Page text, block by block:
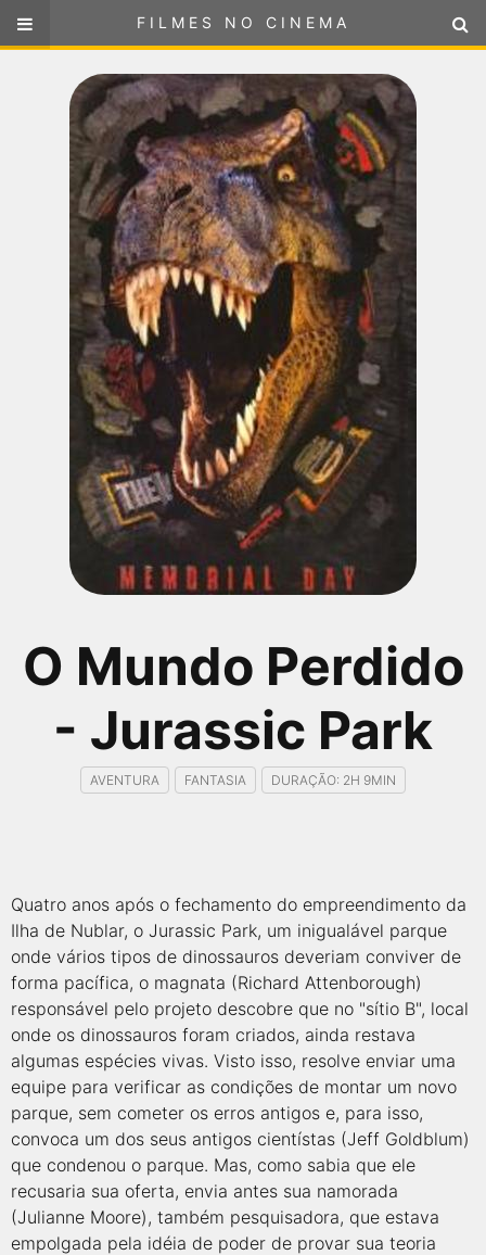
FILMES NO CINEMA
ou selecione sua localização
O Mundo Perdido
- Jurassic Park
AVENTURA FANTASIA DURAÇÃO: 2H 9MIN
Quatro anos após o fechamento do empreendimento da
Ilha de Nublar, o Jurassic Park, um inigualável parque
onde vários tipos de dinossauros deveriam conviver de
forma pacífica, o magnata (Richard Attenborough)
responsável pelo projeto descobre que no "sítio B", local
onde os dinossauros foram criados, ainda restava
algumas espécies vivas. Visto isso, resolve enviar uma
equipe para verificar as condições de montar um novo
parque, sem cometer os erros antigos e, para isso,
convoca um dos seus antigos cientístas (Jeff Goldblum)
que condenou o parque. Mas, como sabia que ele
recusaria sua oferta, envia antes sua namorada
(Julianne Moore), também pesquisadora, que estava
empolgada pela idéia de poder de provar sua teoria
FILMES NO CINEMA
SELECIONE SUA LOCALIZAÇÃO
FILMES EM CARTAZ
PRÓXIMOS LANÇAMENTOS
GÊNEROS
NOTÍCIAS
PÁGINA INICIAL
FilmesNoCinema.com.bré o maior localizador de filmes e
sessões de cinema no Brasil. Através dele, você pode
encontrar os filmes no cinema mais próximos a você ou a
qualquer cidade em território brasileiro. Você pode também
acessar informações sobre cinemas, horários, assistir aos
trailers e muito mais.